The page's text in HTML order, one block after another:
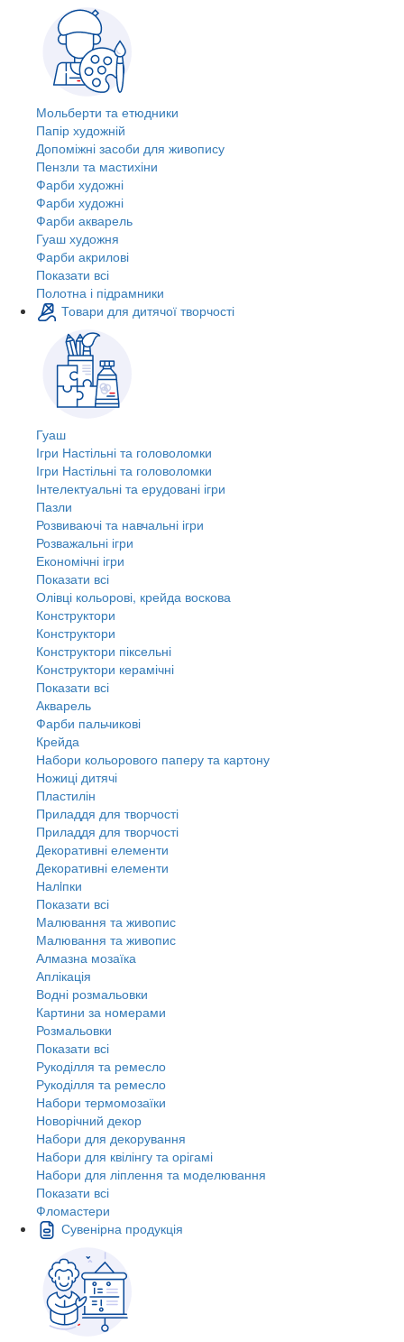
Мольберти та етюдники
Папір художній
Допоміжні засоби для живопису
Пензли та мастихіни
Фарби художні
Фарби художні
Фарби акварель
Гуаш художня
Фарби акрилові
Показати всі
Полотна і підрамники
Товари для дитячої творчості
Гуаш
Ігри Настільні та головоломки
Ігри Настільні та головоломки
Інтелектуальні та ерудовані ігри
Пазли
Розвиваючі та навчальні ігри
Розважальні ігри
Економічні ігри
Показати всі
Олівці кольорові, крейда воскова
Конструктори
Конструктори
Конструктори піксельні
Конструктори керамічні
Показати всі
Акварель
Фарби пальчикові
Крейда
Набори кольорового паперу та картону
Ножиці дитячі
Пластилін
Приладдя для творчості
Приладдя для творчості
Декоративні елементи
Декоративні елементи
Налiпки
Показати всі
Малювання та живопис
Малювання та живопис
Алмазна мозаїка
Аплікація
Водні розмальовки
Картини за номерами
Розмальовки
Показати всі
Рукоділля та ремесло
Рукоділля та ремесло
Набори термомозаїки
Новорічний декор
Набори для декорування
Набори для квілінгу та орігамі
Набори для ліплення та моделювання
Показати всі
Фломастери
Сувенірна продукція